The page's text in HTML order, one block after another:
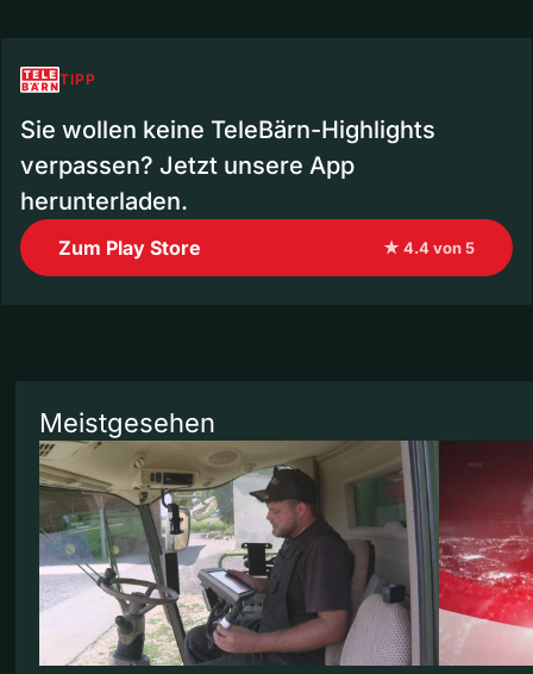
TIPP
Sie wollen keine TeleBärn-Highlights
verpassen? Jetzt unsere App
herunterladen.
Zum Play Store ★ 4.4 von 5
Meistgesehen